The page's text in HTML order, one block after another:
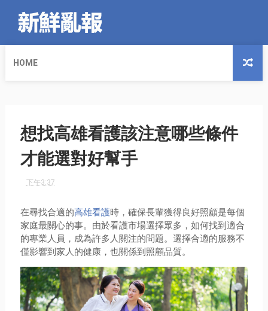
HOME
想找高雄看護該注意哪些條件
才能選對好幫手
下午3:37
在尋找合適的高雄看護時，確保長輩獲得良好照顧是每個
家庭最關心的事。由於看護市場選擇眾多，如何找到適合
的專業人員，成為許多人關注的問題。選擇合適的服務不
僅影響到家人的健康，也關係到照顧品質。